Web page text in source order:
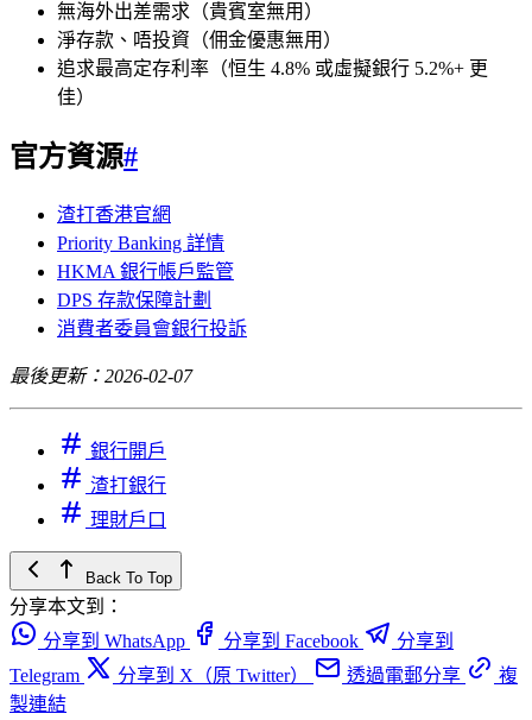
無海外出差需求（貴賓室無用）
淨存款、唔投資（佣金優惠無用）
追求最高定存利率（恒生 4.8% 或虛擬銀行 5.2%+ 更
佳）
官方資源#
渣打香港官網
Priority Banking 詳情
HKMA 銀行帳戶監管
DPS 存款保障計劃
消費者委員會銀行投訴
最後更新：2026-02-07
銀行開戶
渣打銀行
理財戶口
Back To Top
分享本文到：
分享到 WhatsApp
分享到 Facebook
分享到
Telegram
分享到 X（原 Twitter） 透過電郵分享
複
製連結